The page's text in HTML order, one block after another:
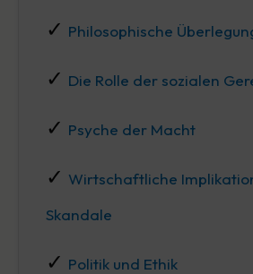
Philosophische
Die Rolle der sozialen
Psyche der Macht
Wirtschaftliche
Skandale
Politik und Ethik